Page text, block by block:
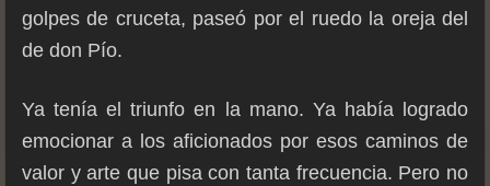
golpes de cruceta, paseó por el ruedo la oreja del
de don Pío.
Ya tenía el triunfo en la mano. Ya había logrado
emocionar a los aficionados por esos caminos de
valor y arte que pisa con tanta frecuencia. Pero no